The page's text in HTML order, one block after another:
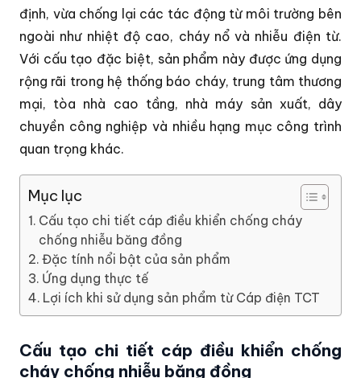
định, vừa chống lại các tác động từ môi trường bên
ngoài như nhiệt độ cao, cháy nổ và nhiễu điện từ.
Với cấu tạo đặc biệt, sản phẩm này được ứng dụng
rộng rãi trong hệ thống báo cháy, trung tâm thương
mại, tòa nhà cao tầng, nhà máy sản xuất, dây
chuyền công nghiệp và nhiều hạng mục công trình
quan trọng khác.
Mục lục
Cấu tạo chi tiết cáp điều khiển chống cháy
chống nhiễu băng đồng
Đặc tính nổi bật của sản phẩm
Ứng dụng thực tế
Lợi ích khi sử dụng sản phẩm từ Cáp điện TCT
Cấu tạo chi tiết cáp điều khiển chống
cháy chống nhiễu băng đồng